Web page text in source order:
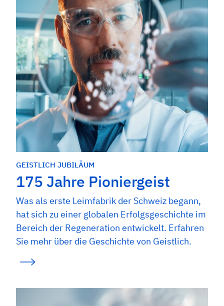
GEISTLICH JUBILÄUM
175 Jahre Pioniergeist
Was als erste Leimfabrik der Schweiz begann,
hat sich zu einer globalen Erfolgsgeschichte im
Bereich der Regeneration entwickelt. Erfahren
Sie mehr über die Geschichte von Geistlich.